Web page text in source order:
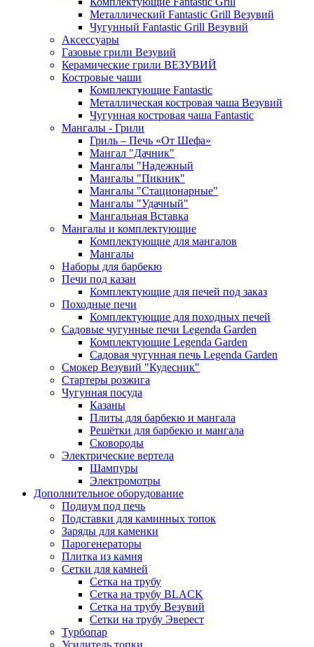
Металлический Fantastic Grill Везувий
Чугунный Fantastic Grill Везувий
Аксессуары
Газовые грили Везувий
Керамические грили ВЕЗУВИЙ
Костровые чаши
Комплектующие Fantastic
Металлическая костровая чаша Везувий
Чугунная костровая чаша Fantastic
Мангалы - Грили
Гриль – Печь «От Шефа»
Мангал "Дачник"
Мангалы "Надежный
Мангалы "Пикник"
Мангалы "Стационарные"
Мангалы "Удачный"
Мангальная Вставка
Мангалы и комплектующие
Комплектующие для мангалов
Мангалы
Наборы для барбекю
Печи под казан
Комплектующие для печей под заказ
Походные печи
Комплектующие для походных печей
Садовые чугунные печи Legenda Garden
Комплектующие Legenda Garden
Садовая чугунная печь Legenda Garden
Смокер Везувий "Кудесник"
Стартеры розжига
Чугунная посуда
Казаны
Плиты для барбекю и мангала
Решётки для барбекю и мангала
Сковороды
Электрические вертела
Шампуры
Электромотры
Дополнительное оборудование
Подиум под печь
Подставки для каминных топок
Заряды для каменки
Парогенераторы
Плитка из камня
Сетки для камней
Сетка на трубу
Сетка на трубу BLACK
Сетка на трубу Везувий
Сетки на трубу Эверест
Турбопар